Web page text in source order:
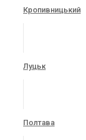
Кропивницький
Луцьк
Полтава